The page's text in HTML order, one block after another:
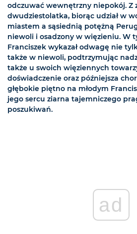
odczuwać wewnętrzny niepokój. Z
dwudziestolatka, biorąc udział w
miastem a sąsiednią potężną
niewoli i osadzony w więzieniu. W
Franciszek wykazał odwagę nie
także w niewoli, podtrzymując
także u swoich więziennych
doświadczenie oraz późniejsza
głębokie piętno na młodym
jego sercu ziarna tajemniczego
poszukiwań.
ad